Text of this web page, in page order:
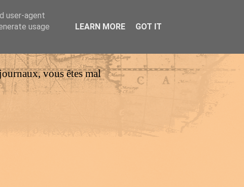
vous êtes mal
user-agent
usage
LEARN MORE GOT IT